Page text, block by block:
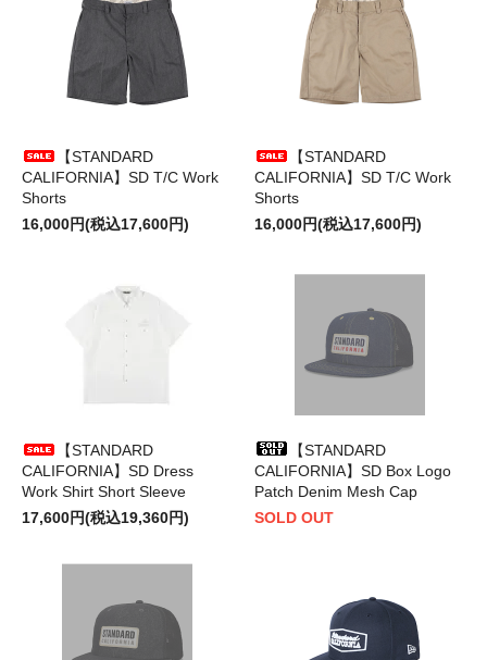
【STANDARD
CALIFORNIA】SD T/C Work
Shorts
16,000円(税込17,600円)
【STANDARD
CALIFORNIA】SD T/C Work
Shorts
16,000円(税込17,600円)
【STANDARD
CALIFORNIA】SD Dress
Work Shirt Short Sleeve
17,600円(税込19,360円)
【STANDARD
CALIFORNIA】SD Box Logo
Patch Denim Mesh Cap
SOLD OUT